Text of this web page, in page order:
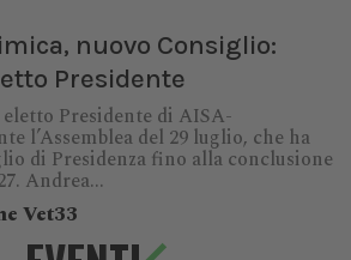
nuovo Consiglio:
Presidente
eletto Presidente di AISA-
l’Assemblea del 29 luglio, che ha
di Presidenza fino alla conclusione
Andrea...
Vet33